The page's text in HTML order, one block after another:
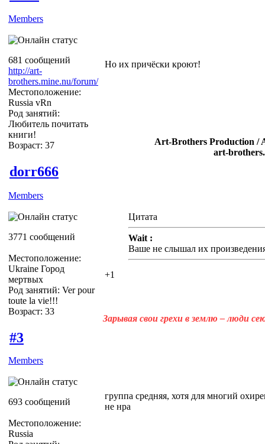
Members
681 сообщений
http://art-
brothers.mine.nu/forum/
Местоположение:
Russia vRn
Род занятий:
Любитель почитать
книги!
Возраст: 37
Но их причёски кроют!
Art-Brothers Production /
art-
dorr666
Members
3771 сообщений
Местоположение:
Ukraine Город
мертвых
Род занятий: Ver pour
toute la vie!!!
Возраст: 33
Цитата
Wait :
Ваше не слышал их
+1
Зарывая свои грехи в землю – люди
#3
Members
693 сообщений
Местоположение:
Russia
группа средняя, хотя для многий
не нра